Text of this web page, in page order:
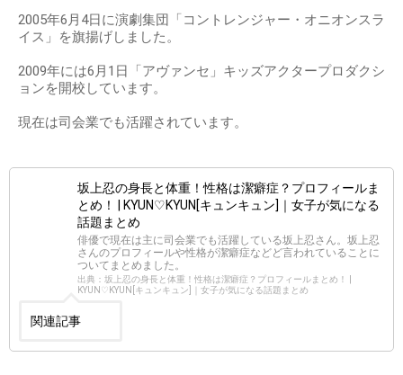
2005年6月4日に演劇集団「コントレンジャー・オニオンスラ
イス」を旗揚げしました。
2009年には6月1日「アヴァンセ」キッズアクタープロダクシ
ョンを開校しています。
現在は司会業でも活躍されています。
坂上忍の身長と体重！性格は潔癖症？プロフィールま
とめ！ | KYUN♡KYUN[キュンキュン]｜女子が気になる
話題まとめ
俳優で現在は主に司会業でも活躍している坂上忍さん。坂上忍
さんのプロフィールや性格が潔癖症などど言われていることに
ついてまとめました。
出典：坂上忍の身長と体重！性格は潔癖症？プロフィールまとめ！ |
KYUN♡KYUN[キュンキュン]｜女子が気になる話題まとめ
関連記事